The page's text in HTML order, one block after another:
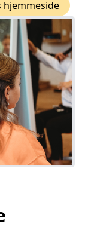
hjemmeside